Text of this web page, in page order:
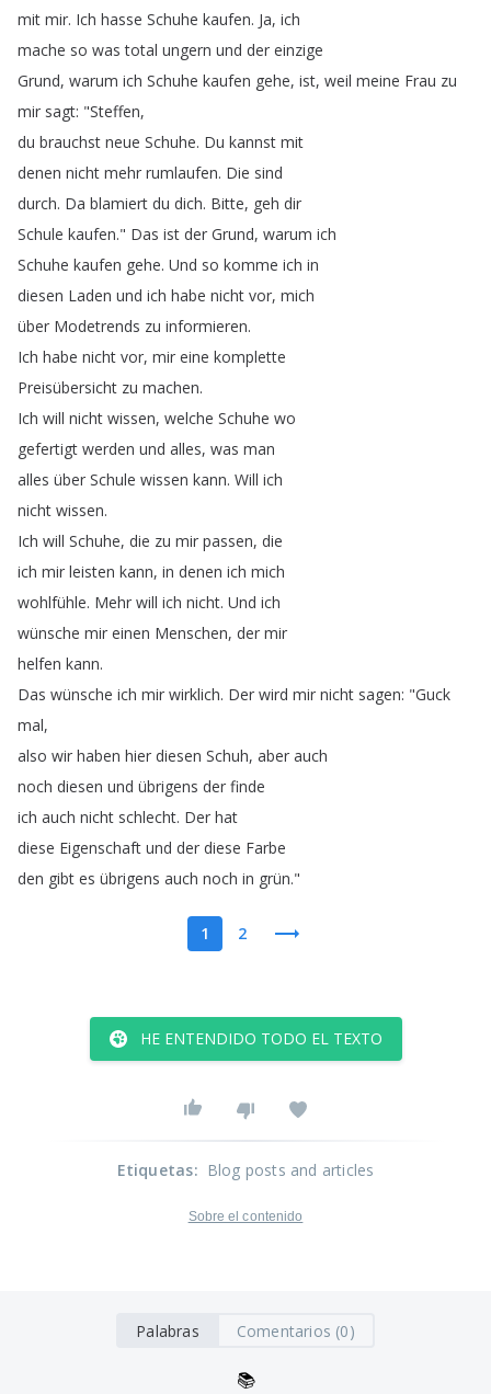
mit mir. Ich hasse Schuhe kaufen. Ja, ich
mache so was total ungern und der einzige
Grund, warum ich Schuhe kaufen gehe, ist, weil meine Frau zu
mir sagt: "Steffen,
du brauchst neue Schuhe. Du kannst mit
denen nicht mehr rumlaufen. Die sind
durch. Da blamiert du dich. Bitte, geh dir
Schule kaufen." Das ist der Grund, warum ich
Schuhe kaufen gehe. Und so komme ich in
diesen Laden und ich habe nicht vor, mich
über Modetrends zu informieren.
Ich habe nicht vor, mir eine komplette
Preisübersicht zu machen.
Ich will nicht wissen, welche Schuhe wo
gefertigt werden und alles, was man
alles über Schule wissen kann. Will ich
nicht wissen.
Ich will Schuhe, die zu mir passen, die
ich mir leisten kann, in denen ich mich
wohlfühle. Mehr will ich nicht. Und ich
wünsche mir einen Menschen, der mir
helfen kann.
Das wünsche ich mir wirklich. Der wird mir nicht sagen: "Guck
mal,
also wir haben hier diesen Schuh, aber auch
noch diesen und übrigens der finde
ich auch nicht schlecht. Der hat
diese Eigenschaft und der diese Farbe
den gibt es übrigens auch noch in grün."
1 2
HE ENTENDIDO TODO EL TEXTO
Etiquetas: Blog posts and articles
Sobre el contenido
Palabras Comentarios (0)
📚